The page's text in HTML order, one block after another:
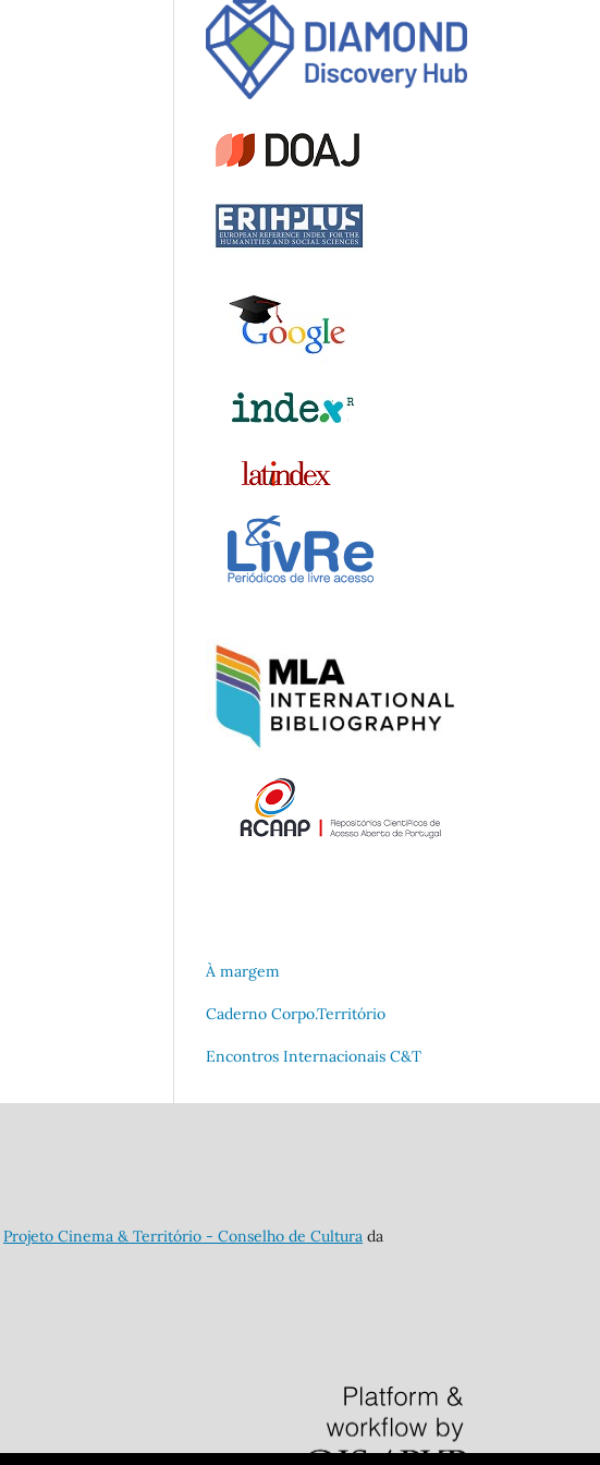
À margem
Caderno Corpo.Território
Encontros Internacionais C&T
Projeto Cinema & Território - Conselho de Cultura da